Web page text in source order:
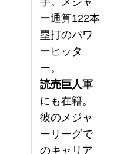
ー通算122本
塁打のパワ
ーヒッタ
ー。
読売巨人軍
にも在籍。
彼のメジャ
ーリーグで
のキャリア